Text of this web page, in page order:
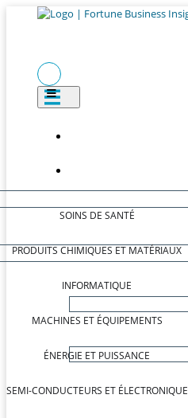
SOINS DE SANTÉ
PRODUITS CHIMIQUES ET MATÉRIAUX
INFORMATIQUE
MACHINES ET ÉQUIPEMENTS
ÉNERGIE ET PUISSANCE
SEMI-CONDUCTEURS ET ÉLECTRONIQUE